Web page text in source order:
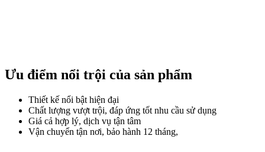
Ưu điểm nổi trội của sản phẩm
Thiết kế nổi bật hiện đại
Chất lượng vượt trội, đáp ứng tốt nhu cầu sử dụng
Giá cả hợp lý, dịch vụ tận tâm
Vận chuyển tận nơi, bảo hành 12 tháng,